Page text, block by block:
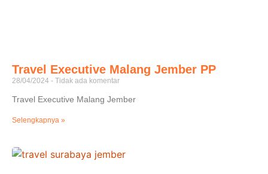
Travel Executive Malang Jember PP
28/04/2024 Tidak ada komentar
Travel Executive Malang Jember
Selengkapnya »